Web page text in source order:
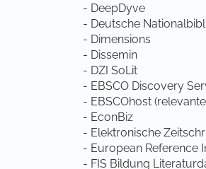
- DeepDyve
- Deutsche
- Dimensions
- Dissemin
- DZI SoLit
- EBSCO Discovery
- EBSCOhost
- EconBiz
- Elektronische
- European Reference
- FIS Bildung